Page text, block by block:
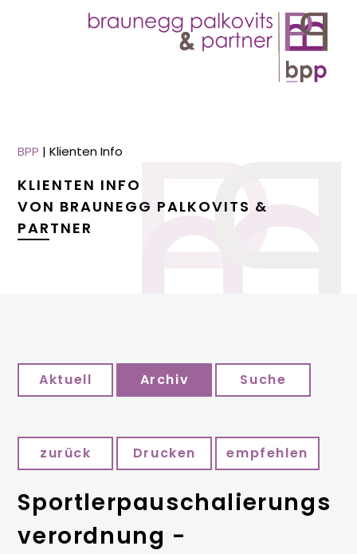
BPP |Klienten Info
KLIENTEN INFO
VON BRAUNEGG PALKOVITS &
PARTNER
Aktuell Archiv Suche
zurück Drucken empfehlen
Sportlerpauschalierungs
verordnung -